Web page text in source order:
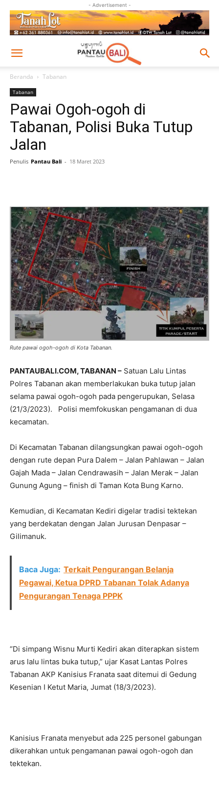
- Advertisement -
Beranda Tabanan
Tabanan
Pawai Ogoh-ogoh di
Tabanan, Polisi Buka Tutup
Jalan
Penulis Pantau Bali - 18 Maret 2023
Rute pawai ogoh-ogoh di Kota Tabanan.
PANTAUBALI.COM, TABANAN – Satuan Lalu Lintas
Polres Tabanan akan memberlakukan buka tutup jalan
selama pawai ogoh-ogoh pada pengerupukan, Selasa
(21/3/2023). Polisi memfokuskan pengamanan di dua
kecamatan.
Di Kecamatan Tabanan dilangsungkan pawai ogoh-ogoh
dengan rute depan Pura Dalem – Jalan Pahlawan – Jalan
Gajah Mada – Jalan Cendrawasih – Jalan Merak – Jalan
Gunung Agung – finish di Taman Kota Bung Karno.
Kemudian, di Kecamatan Kediri digelar tradisi tektekan
yang berdekatan dengan Jalan Jurusan Denpasar –
Gilimanuk.
Baca Juga: Terkait Pengurangan Belanja
Pegawai, Ketua DPRD Tabanan Tolak Adanya
Pengurangan Tenaga PPPK
“Di simpang Wisnu Murti Kediri akan diterapkan sistem
arus lalu lintas buka tutup,” ujar Kasat Lantas Polres
Tabanan AKP Kanisius Franata saat ditemui di Gedung
Kesenian I Ketut Maria, Jumat (18/3/2023).
Kanisius Franata menyebut ada 225 personel gabungan
dikerahkan untuk pengamanan pawai ogoh-ogoh dan
tektekan.